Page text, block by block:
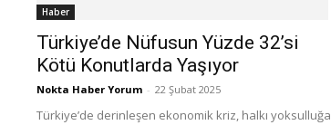
Haber
Türkiye’de Nüfusun Yüzde 32’si
Kötü Konutlarda Yaşıyor
Nokta Haber Yorum - 22 Şubat 2025
Türkiye’de derinleşen ekonomik kriz, halkı yoksulluğa